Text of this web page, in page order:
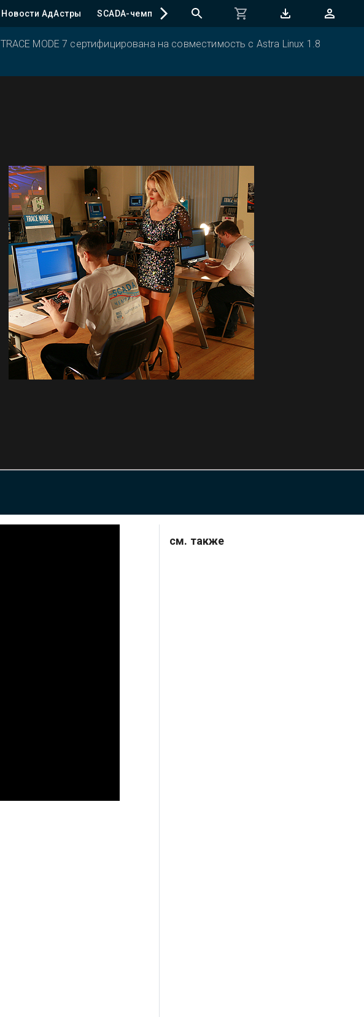
Новости АдАстры SCADA-чемпионат
TRACE MODE 7 сертифицирована на совместимость с Astra Linux 1.8
см. также